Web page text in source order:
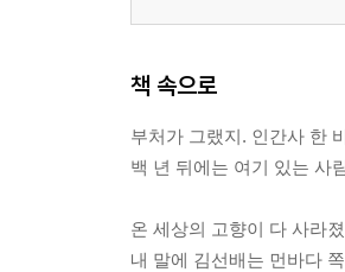
책 속으로
부처가 그랬지. 인간사 한
백 년 뒤에는 여기 있는 사
온 세상의 고향이 다 사라
내 말에 김선배는 먼바다